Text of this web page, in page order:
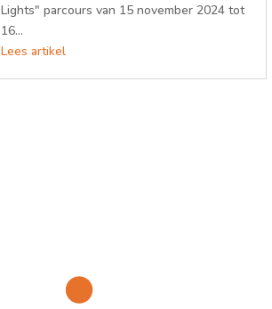
Lights" parcours van 15 november 2024 tot
16...
Lees artikel